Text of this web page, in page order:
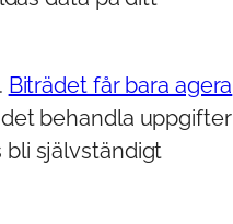
Biträdet får bara agera
behandla uppgifter
självständigt